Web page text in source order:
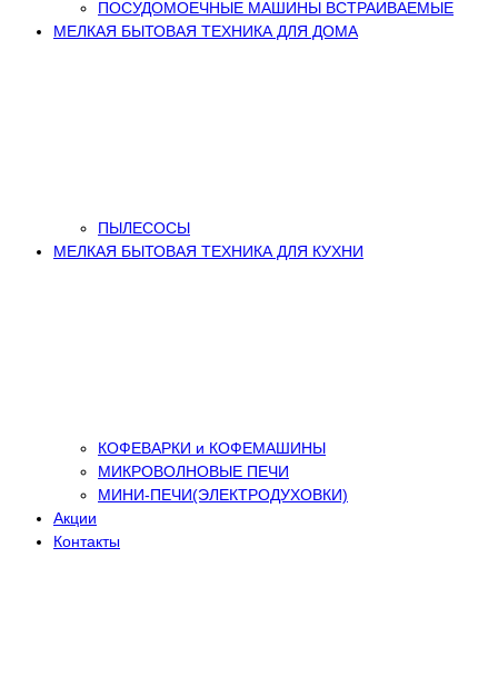
ПОСУДОМОЕЧНЫЕ МАШИНЫ ВСТРАИВАЕМЫЕ
МЕЛКАЯ БЫТОВАЯ ТЕХНИКА ДЛЯ ДОМА
ПЫЛЕСОСЫ
МЕЛКАЯ БЫТОВАЯ ТЕХНИКА ДЛЯ КУХНИ
КОФЕВАРКИ и КОФЕМАШИНЫ
МИКРОВОЛНОВЫЕ ПЕЧИ
МИНИ-ПЕЧИ(ЭЛЕКТРОДУХОВКИ)
Акции
Контакты